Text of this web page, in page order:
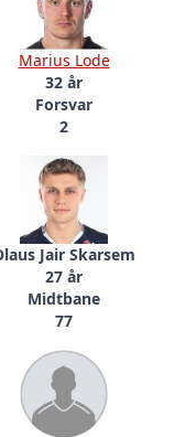
Marius Lode
32 år
Forsvar
2
Jair Skarsem
27 år
Midtbane
77